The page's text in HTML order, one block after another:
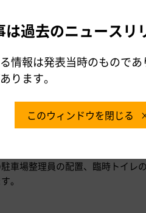
については、 【別紙-2】 をご
車場整理員の配置、臨時トイレ
。
は過去のニュースリ
情報は発表当時のもので
ります。
このウィンドウを閉じる